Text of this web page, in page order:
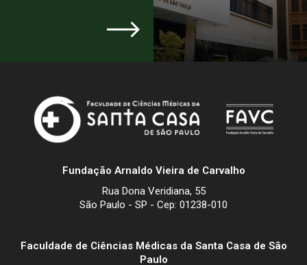
Fundação Arnaldo Vieira de Carvalho
Rua Dona Veridiana, 55
São Paulo - SP - Cep: 01238-010
Faculdade de Ciências Médicas da Santa Casa de São
Paulo